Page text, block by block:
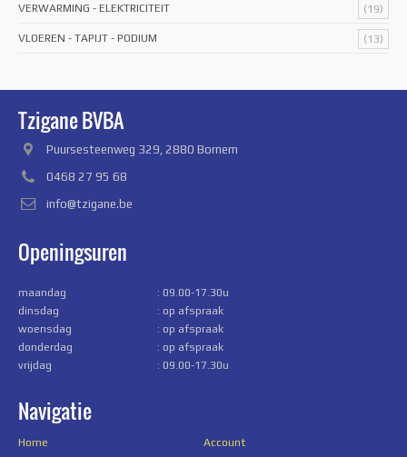
VERWARMING - ELEKTRICITEIT (19)
VLOEREN - TAPIJT - PODIUM (13)
Tzigane BVBA
Puursesteenweg 329, 2880 Bornem
0468 27 95 68
info@tzigane.be
Openingsuren
maandag
: 09.00-17.30u
dinsdag
: op afspraak
woensdag
: op afspraak
donderdag
: op afspraak
vrijdag
: 09.00-17.30u
Navigatie
Home
Account